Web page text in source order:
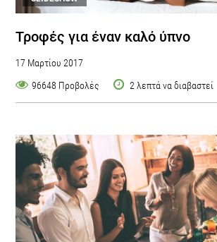
Τροφές για έναν καλό ύπνο
17 Μαρτίου 2017
96648 Προβολές
2 λεπτά να διαβαστεί